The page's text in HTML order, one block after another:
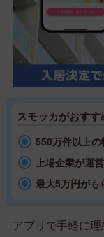
スモッカがおすす
550万件以上の
上場企業が運
最大5万円がも
アプリで手軽に